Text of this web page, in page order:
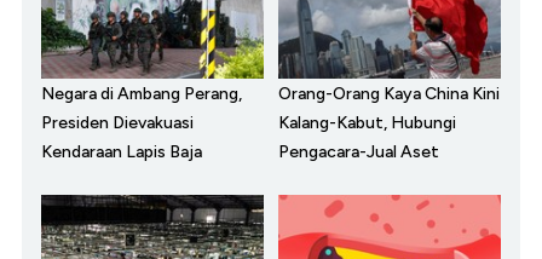
Negara di Ambang Perang,
Presiden Dievakuasi
Kendaraan Lapis Baja
Orang-Orang Kaya China Kini
Kalang-Kabut, Hubungi
Pengacara-Jual Aset